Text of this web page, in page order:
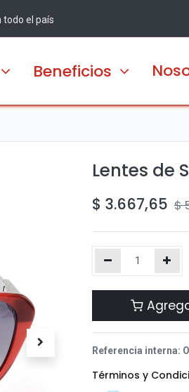
todo el país
Beneficios
Lentes de
$ 3.667,65 $
Referencia interna:
Términos y